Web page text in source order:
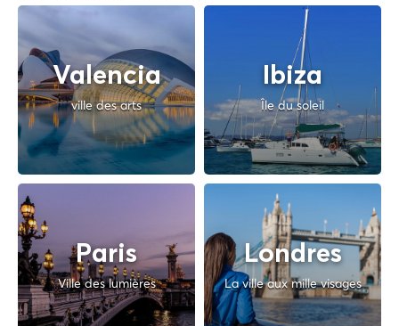
Valencia
ville des arts
Ibiza
Île du soleil
Paris
Ville des lumières
Londres
La ville aux mille visages